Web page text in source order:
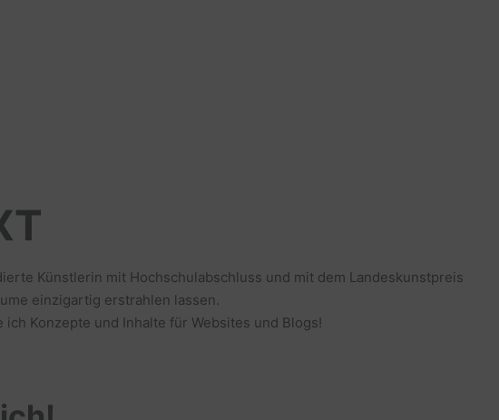
Künstlerin mit Hochschulabschluss und mit dem Landeskunstpreis
einzigartig erstrahlen lassen.
Konzepte und Inhalte für Websites und Blogs!